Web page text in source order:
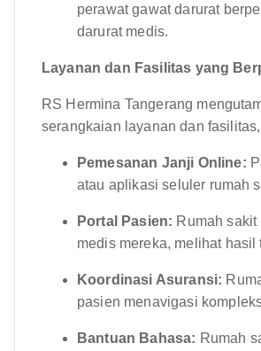
perawat gawat darurat
darurat medis.
Layanan dan Fasilitas yang
RS Hermina Tangerang
serangkaian layanan dan
Pemesanan Janji Online:
atau aplikasi seluler rumah
Portal Pasien: Rumah
medis mereka, melihat
Koordinasi Asuransi:
pasien menavigasi
Bantuan Bahasa: Rumah